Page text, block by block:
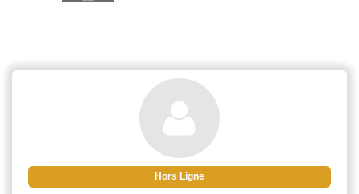
Google Play Store !
Hors Ligne